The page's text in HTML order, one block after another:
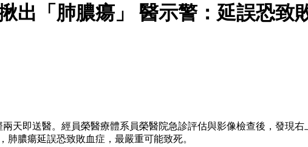
出「肺膿瘍」 醫示警：延誤恐致
天即送醫。經員榮醫療體系員榮醫院急診評估與影像檢查後，發現
膿瘍延誤恐致敗血症，最嚴重可能致死。